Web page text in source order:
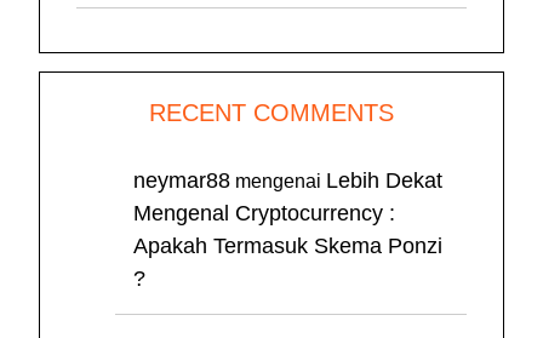
RECENT COMMENTS
neymar88 mengenai Lebih Dekat
Mengenal Cryptocurrency :
Apakah Termasuk Skema Ponzi
?